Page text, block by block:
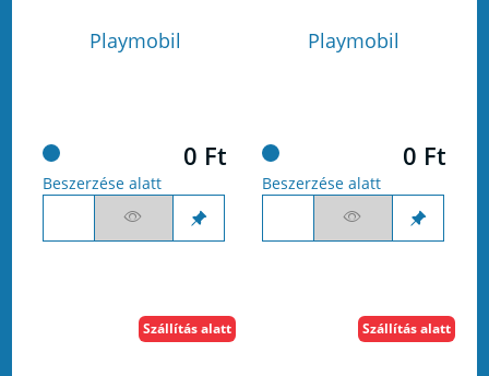
Playmobil
0 Ft
Beszerzése alatt
Playmobil
0 Ft
Beszerzése alatt
Szállítás alatt Szállítás alatt